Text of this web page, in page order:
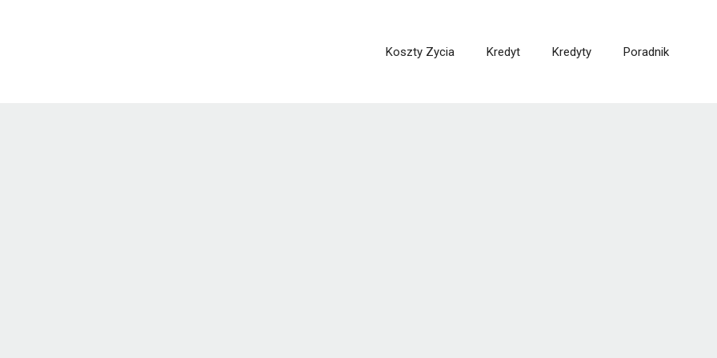
Koszty Zycia Kredyt Kredyty Poradnik